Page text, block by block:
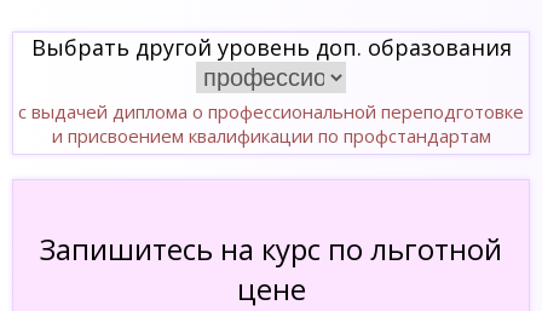
Выбрать другой уровень доп. образования
с выдачей диплома о профессиональной переподготовке
и присвоением квалификации по профстандартам
Запишитесь на курс по льготной
цене